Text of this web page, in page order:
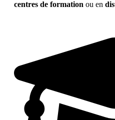
centres de formation ou en